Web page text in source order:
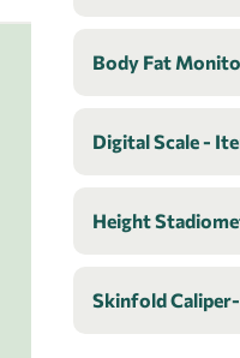
Body Fat
Digital Scale -
Height
Skinfold